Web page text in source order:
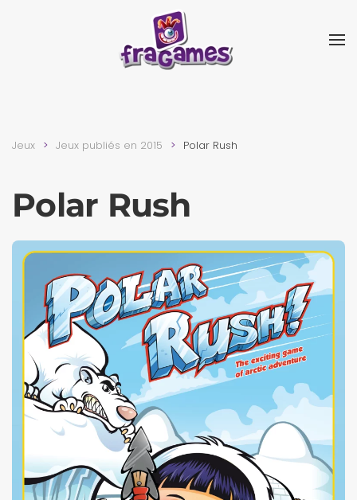
Skip to main content
Jeux Jeux publiés en 2015 Polar Rush
Polar Rush